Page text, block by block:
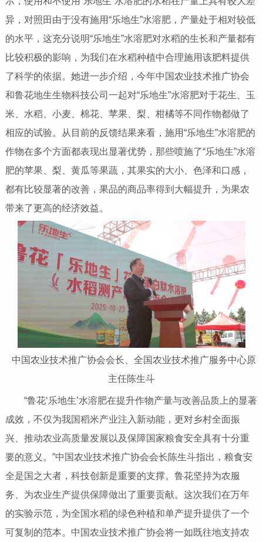
异，对照田由于没有施用“乐地生”水溶肥，产量处于相对较低
的水平，这充分说明“乐地生”水溶肥对水稻的生长和产量都有
比较积极的影响，为我们在水稻种植中合理施用该肥料提供
了科学的依据。她进一步介绍，今年中国农业技术推广协会
和鲁花地生生物科技公司一起对“乐地生”水溶肥对于花生、玉
米、水稻、小麦、棉花、苹果、梨、柑橘等不同作物都做了
相应的试验。从目前的反馈结果来看，施用“乐地生”水溶肥的
作物在多个方面都表现出显著优势，那些喷施了“乐地生”水溶
肥的苹果、梨、黄瓜等果蔬，其果实的大小、色泽和口感，
都有比较显著的改善，果品的商品率得到大幅提升，为果农
带来了更高的经济效益。
中国农业技术推广协会会长、全国农业技术推广服务中心原
主任陈生斗
“鲁花‘乐地生’水溶肥在提升作物产量与改善品质上的显著
成效，不仅为我国稻米产业注入新动能，更对乡村全面振
兴、推动农业高质量发展以及保障国家粮食安全具有十分重
要的意义。”中国农业技术推广协会会长陈生斗指出，粮食安
全是国之大者，科技创新是重要的支撑。鲁花坚持为农服
务、为农业生产提供保障做出了重要贡献。这次我们在万年
的实验示范，为全国水稻的绿色种植和单产提升提供了一个
可复制的范本。中国农业技术推广协会将一如既往地支持农